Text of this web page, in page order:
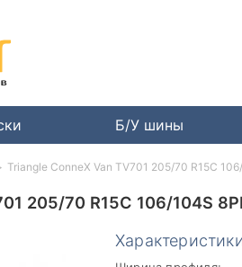
Б/У шины
205/70 R15C 106/104S
Triangle ConneX Van TV701 205/70 R15C